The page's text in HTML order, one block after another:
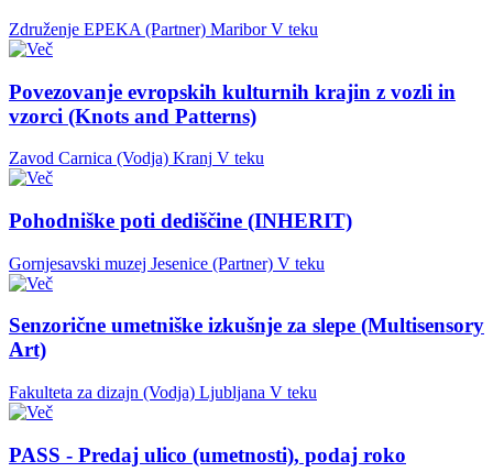
Združenje EPEKA (Partner) Maribor V teku
Povezovanje evropskih kulturnih krajin z vozli in
vzorci (Knots and Patterns)
Zavod Carnica (Vodja) Kranj V teku
Pohodniške poti dediščine (INHERIT)
Gornjesavski muzej Jesenice (Partner) V teku
Senzorične umetniške izkušnje za slepe (Multisensory
Art)
Fakulteta za dizajn (Vodja) Ljubljana V teku
PASS - Predaj ulico (umetnosti), podaj roko